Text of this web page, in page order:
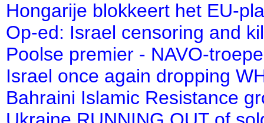
Hongarije blokkeert het EU-
Op-ed: Israel censoring and
Poolse premier - NAVO-
Israel once again dropping
Bahraini Islamic Resistance